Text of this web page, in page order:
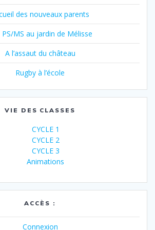
des nouveaux parents
PS/MS au jardin de Mélisse
A l’assaut du château
Rugby à l’école
VIE DES CLASSES
CYCLE 1
CYCLE 2
CYCLE 3
Animations
ACCÈS :
Connexion